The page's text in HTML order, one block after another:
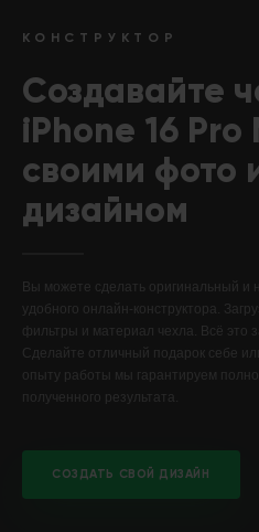
КОНСТРУКТОР
Создавайте
iPhone 16 Pro
своими фото
дизайном
Вы можете сделать оригинальный
удобного онлайн-конструктора.
фильтры и материал чехла. Всё это
Сделайте отличный подарок себе
опыту работы мы гарантируем
полученного результата.
СОЗДАТЬ СВОЙ ДИЗАЙН